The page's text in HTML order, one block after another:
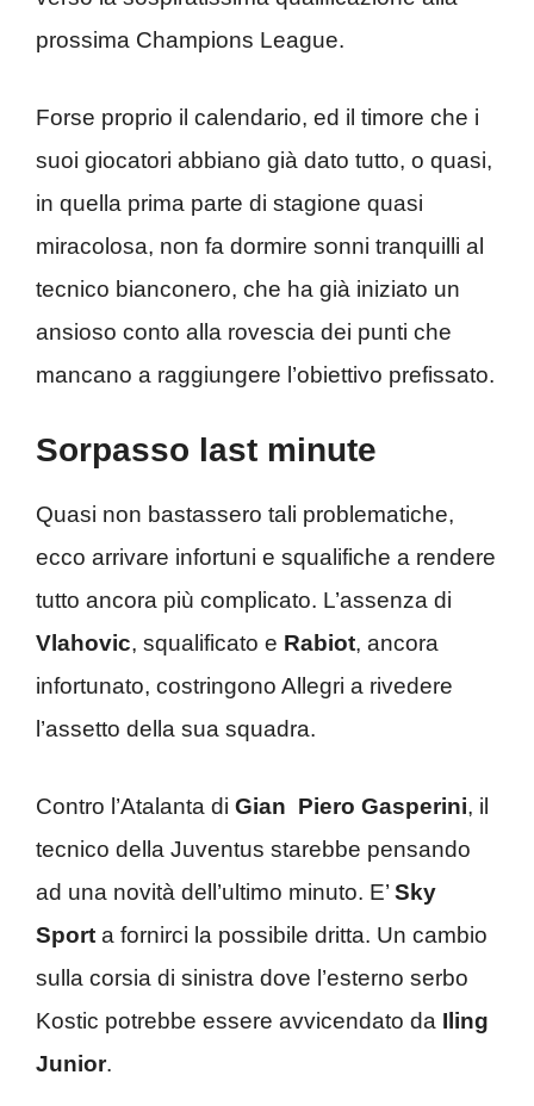
prossima Champions League.
Forse proprio il calendario, ed il timore che i
suoi giocatori abbiano già dato tutto, o quasi,
in quella prima parte di stagione quasi
miracolosa, non fa dormire sonni tranquilli al
tecnico bianconero, che ha già iniziato un
ansioso conto alla rovescia dei punti che
mancano a raggiungere l’obiettivo prefissato.
Sorpasso last minute
Quasi non bastassero tali problematiche,
ecco arrivare infortuni e squalifiche a rendere
tutto ancora più complicato. L’assenza di
Vlahovic, squalificato e Rabiot, ancora
infortunato, costringono Allegri a rivedere
l’assetto della sua squadra.
Contro l’Atalanta di Gian Piero Gasperini, il
tecnico della Juventus starebbe pensando
ad una novità dell’ultimo minuto. E’ Sky
Sport a fornirci la possibile dritta. Un cambio
sulla corsia di sinistra dove l’esterno serbo
Kostic potrebbe essere avvicendato da Iling
Junior.